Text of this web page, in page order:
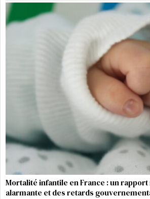
Mortalité infantile en France : un
alarmante et des retards